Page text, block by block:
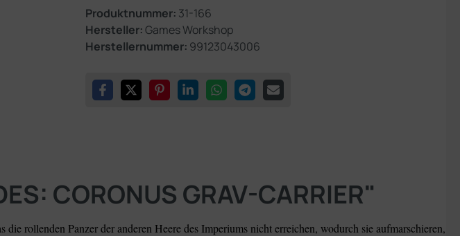
Produktnummer: 31-166
Hersteller:Games Workshop
Herstellernummer: 99123043006
CORONUS GRAV-CARRIER"
rollenden Panzer der anderen Heere des Imperiums nicht erreichen, wodurch sie aufmarschieren,